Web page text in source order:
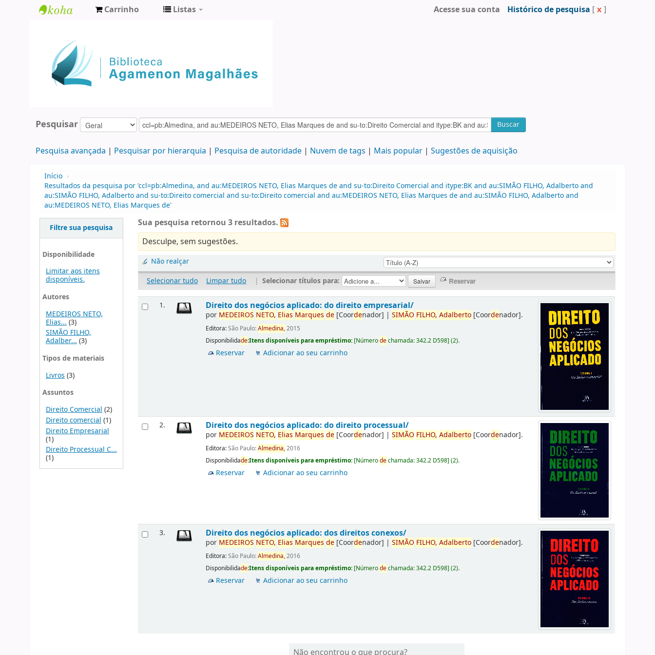
Agamenon
Magalhães
Carrinho Listas Acesse sua conta Histórico de pesquisa [ x ]
Pesquisar Buscar
Pesquisa avançada Pesquisar por hierarquia Pesquisa de autoridade Nuvem de tags Mais popular Sugestões de aquisição
Início ›
Resultados da pesquisa por 'ccl=pb:Almedina, and au:MEDEIROS NETO, Elias Marques de and su-to:Direito Comercial and itype:BK and au:SIMÃO FILHO, Adalberto and
au:SIMÃO FILHO, Adalberto and su-to:Direito comercial and su-to:Direito comercial and au:MEDEIROS NETO, Elias Marques de and au:SIMÃO FILHO, Adalberto and
au:MEDEIROS NETO, Elias Marques de'
Filtre sua pesquisa
Disponibilidade
Limitar aos itens
disponíveis.
Autores
MEDEIROS NETO,
Elias... (3)
SIMÃO FILHO,
Adalber...(3)
Tipos de materiais
Livros (3)
Assuntos
Direito Comercial (2)
Direito comercial (1)
Direito Empresarial
(1)
Direito Processual C...
(1)
Sua pesquisa retornou 3 resultados.
Desculpe, sem sugestões.
Não realçar
Selecionar tudo
Limpar tudo | Selecionar títulos para:
1. Direito dos negócios aplicado: do direito empresarial/
por MEDEIROS NETO, Elias Marques de [Coordenador] |SIMÃO FILHO, Adalberto [Coordenador].
Editora:São Paulo:Almedina,2015
Disponibilidade:Itens disponíveis para empréstimo: [Númerodechamada:342.2 D598](2).
Reservar Adicionar ao seu carrinho
2. Direito dos negócios aplicado: do direito processual/
por MEDEIROS NETO, Elias Marques de [Coordenador] |SIMÃO FILHO, Adalberto [Coordenador].
Editora:São Paulo:Almedina,2016
Disponibilidade:Itens disponíveis para empréstimo: [Númerodechamada:342.2 D598](2).
Reservar Adicionar ao seu carrinho
3. Direito dos negócios aplicado: dos direitos conexos/
por MEDEIROS NETO, Elias Marques de [Coordenador] |SIMÃO FILHO, Adalberto [Coordenador].
Editora:São Paulo:Almedina,2016
Disponibilidade:Itens disponíveis para empréstimo: [Númerodechamada:342.2 D598](2).
Reservar Adicionar ao seu carrinho